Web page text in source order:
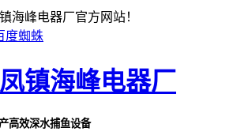
海峰电器厂官方网站！
度蜘蛛
高效深水捕鱼设备